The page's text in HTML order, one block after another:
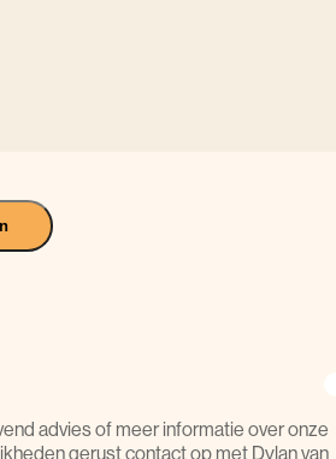
advies of meer informatie over onze
gerust contact op met Dylan van